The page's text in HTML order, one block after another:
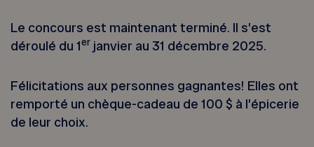
Le concours est maintenant terminé. Il s’est
déroulé du 1er janvier au 31 décembre 2025.
Félicitations aux personnes gagnantes! Elles ont
remporté un chèque-cadeau de 100 $ à l’épicerie
de leur choix.